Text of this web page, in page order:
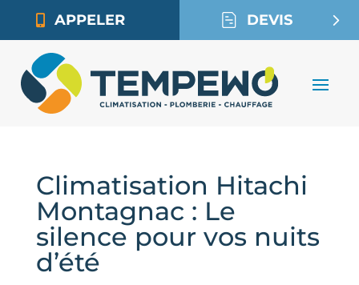
APPELER DEVIS
Climatisation Hitachi
Montagnac : Le
silence pour vos nuits
d’été